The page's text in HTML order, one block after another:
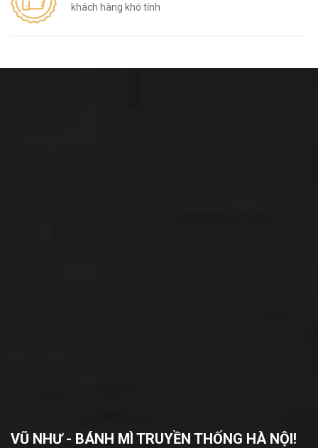
khách hàng khó tính
VŨ NHƯ - BÁNH MÌ TRUYỀN THỐNG HÀ NỘI!